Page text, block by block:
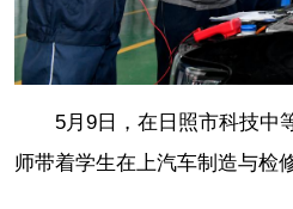
5月9日，在日照市科技中
师带着学生在上汽车制造与检